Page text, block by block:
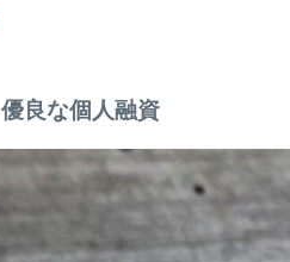
優良な個人融資